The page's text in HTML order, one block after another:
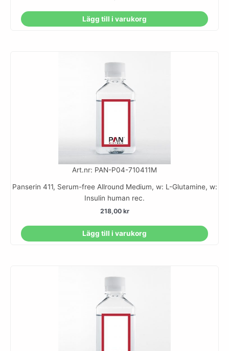
Lägg till i varukorg
Art.nr: PAN-P04-710411M
Panserin 411, Serum-free Allround Medium, w: L-Glutamine, w:
Insulin human rec.
218,00 kr
Lägg till i varukorg